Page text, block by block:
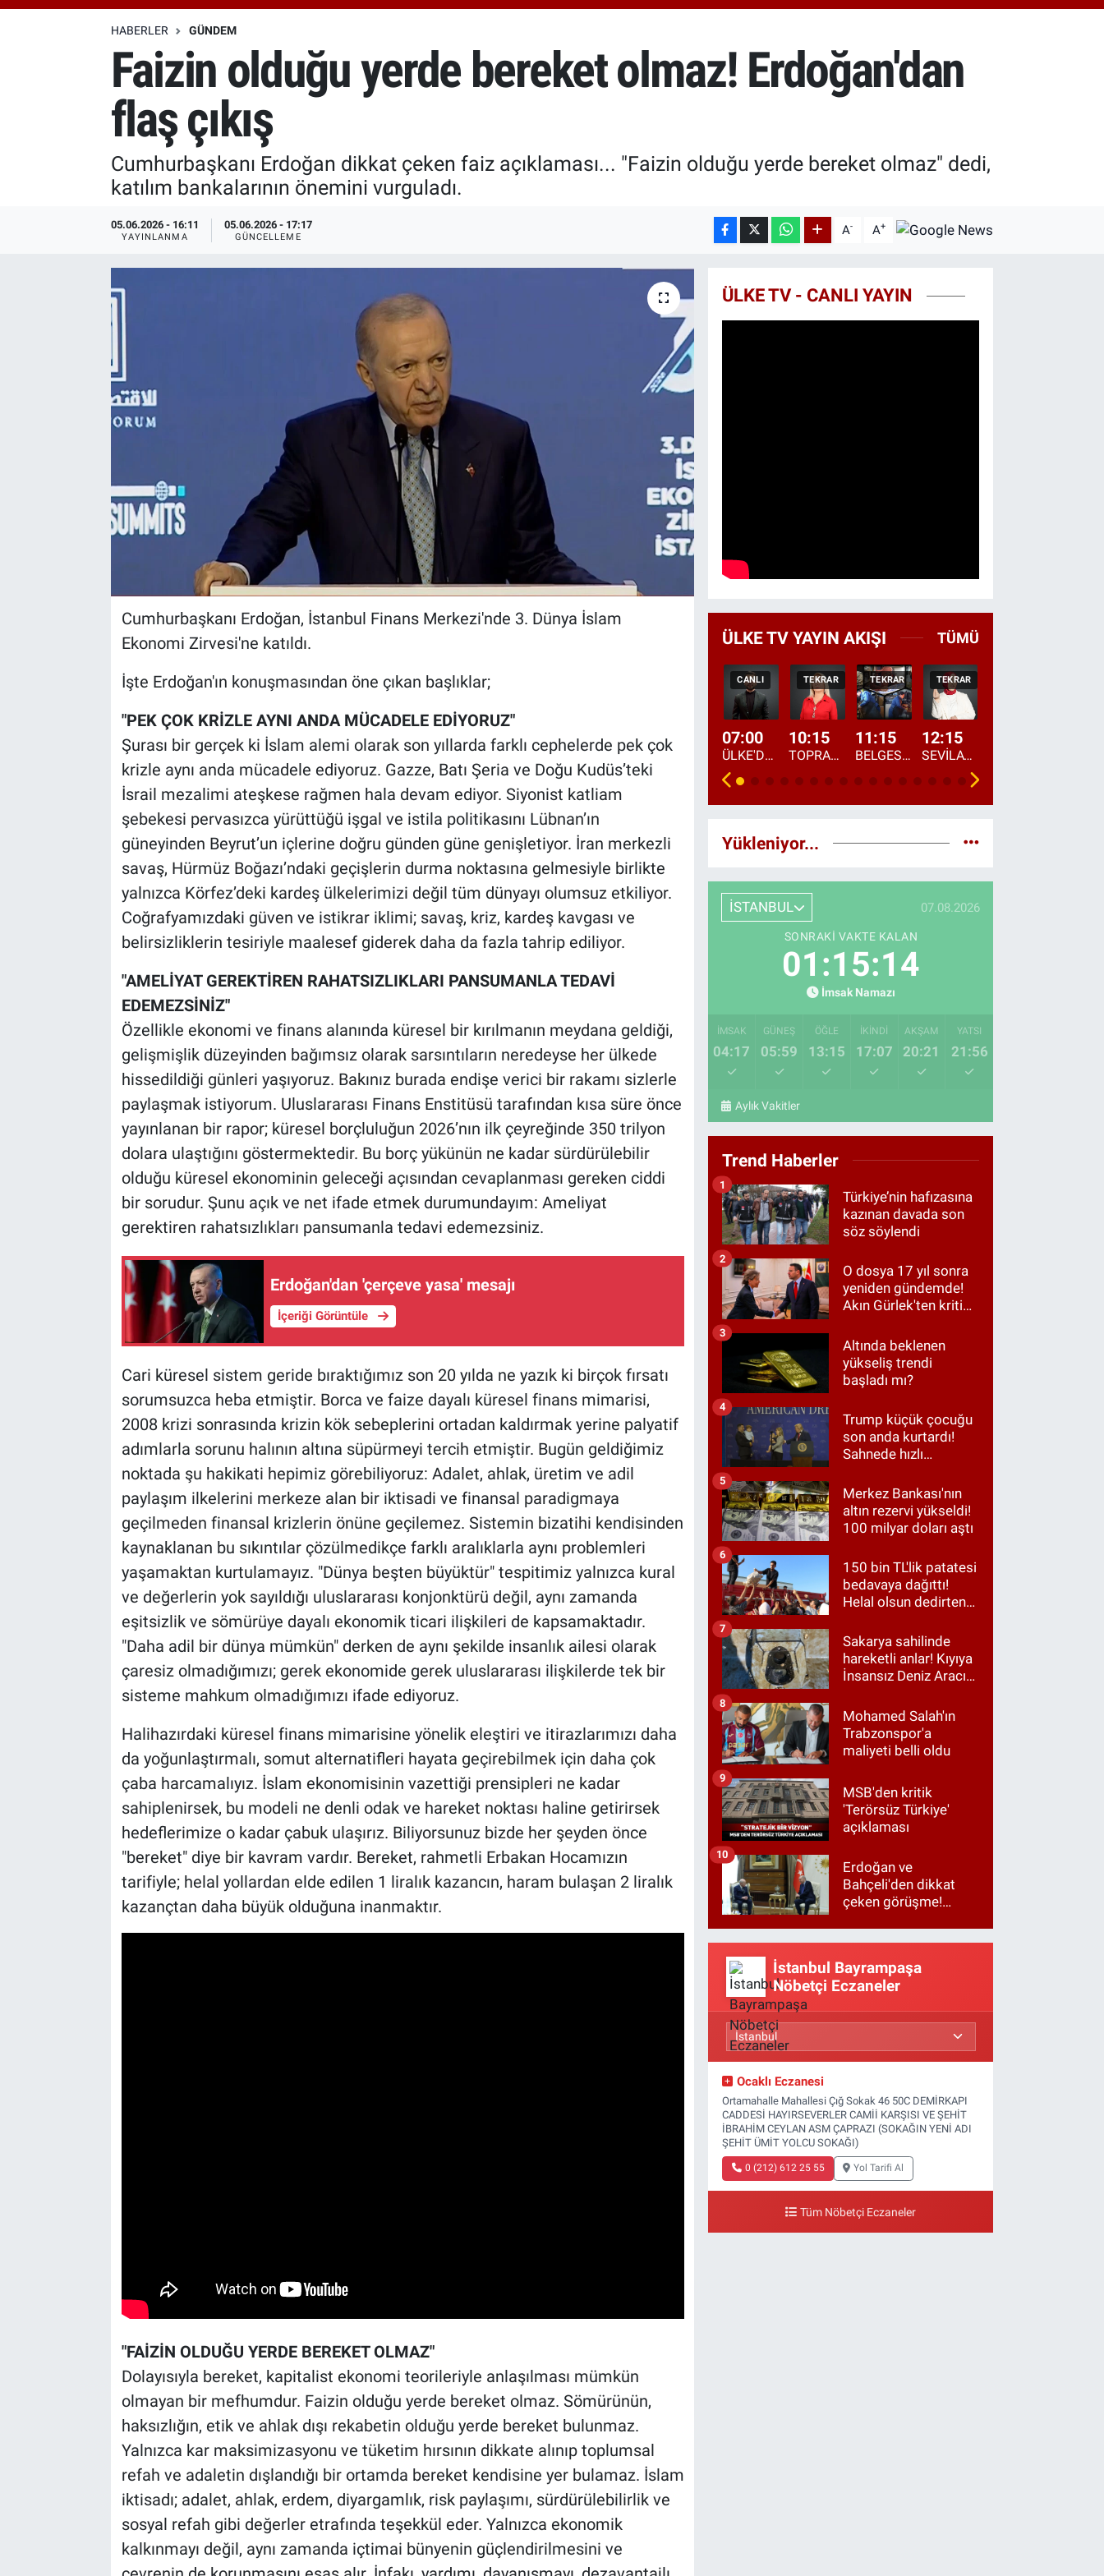
6510.40
%0.45
HABERLER GÜNDEM
Faizin olduğu yerde bereket olmaz! Erdoğan'dan
flaş çıkış
Cumhurbaşkanı Erdoğan dikkat çeken faiz açıklaması... "Faizin olduğu yerde bereket olmaz" dedi,
katılım bankalarının önemini vurguladı.
05.06.2026 - 16:11
YAYINLANMA
05.06.2026 - 17:17
GÜNCELLEME A- A+
Cumhurbaşkanı Erdoğan, İstanbul Finans Merkezi'nde 3. Dünya İslam
Ekonomi Zirvesi'ne katıldı.
İşte Erdoğan'ın konuşmasından öne çıkan başlıklar;
"PEK ÇOK KRİZLE AYNI ANDA MÜCADELE EDİYORUZ"
Şurası bir gerçek ki İslam alemi olarak son yıllarda farklı cephelerde pek çok
krizle aynı anda mücadele ediyoruz. Gazze, Batı Şeria ve Doğu Kudüs’teki
İsrail mezalimi ateşkese rağmen hala devam ediyor. Siyonist katliam
şebekesi pervasızca yürüttüğü işgal ve istila politikasını Lübnan’ın
güneyinden Beyrut’un içlerine doğru günden güne genişletiyor. İran merkezli
savaş, Hürmüz Boğazı’ndaki geçişlerin durma noktasına gelmesiyle birlikte
yalnızca Körfez’deki kardeş ülkelerimizi değil tüm dünyayı olumsuz etkiliyor.
Coğrafyamızdaki güven ve istikrar iklimi; savaş, kriz, kardeş kavgası ve
belirsizliklerin tesiriyle maalesef giderek daha da fazla tahrip ediliyor.
"AMELİYAT GEREKTİREN RAHATSIZLIKLARI PANSUMANLA TEDAVİ
EDEMEZSİNİZ"
Özellikle ekonomi ve finans alanında küresel bir kırılmanın meydana geldiği,
gelişmişlik düzeyinden bağımsız olarak sarsıntıların neredeyse her ülkede
hissedildiği günleri yaşıyoruz. Bakınız burada endişe verici bir rakamı sizlerle
paylaşmak istiyorum. Uluslararası Finans Enstitüsü tarafından kısa süre önce
yayınlanan bir rapor; küresel borçluluğun 2026’nın ilk çeyreğinde 350 trilyon
dolara ulaştığını göstermektedir. Bu borç yükünün ne kadar sürdürülebilir
olduğu küresel ekonominin geleceği açısından cevaplanması gereken ciddi
bir sorudur. Şunu açık ve net ifade etmek durumundayım: Ameliyat
gerektiren rahatsızlıkları pansumanla tedavi edemezsiniz.
Erdoğan'dan 'çerçeve yasa' mesajı
İçeriği Görüntüle
Cari küresel sistem geride bıraktığımız son 20 yılda ne yazık ki birçok fırsatı
sorumsuzca heba etmiştir. Borca ve faize dayalı küresel finans mimarisi,
2008 krizi sonrasında krizin kök sebeplerini ortadan kaldırmak yerine palyatif
adımlarla sorunu halının altına süpürmeyi tercih etmiştir. Bugün geldiğimiz
noktada şu hakikati hepimiz görebiliyoruz: Adalet, ahlak, üretim ve adil
paylaşım ilkelerini merkeze alan bir iktisadi ve finansal paradigmaya
geçilmeden finansal krizlerin önüne geçilemez. Sistemin bizatihi kendisinden
kaynaklanan bu sıkıntılar çözülmedikçe farklı aralıklarla aynı problemleri
yaşamaktan kurtulamayız. "Dünya beşten büyüktür" tespitimiz yalnızca kural
ve değerlerin yok sayıldığı uluslararası konjonktürü değil, aynı zamanda
eşitsizlik ve sömürüye dayalı ekonomik ticari ilişkileri de kapsamaktadır.
"Daha adil bir dünya mümkün" derken de aynı şekilde insanlık ailesi olarak
çaresiz olmadığımızı; gerek ekonomide gerek uluslararası ilişkilerde tek bir
sisteme mahkum olmadığımızı ifade ediyoruz.
Halihazırdaki küresel finans mimarisine yönelik eleştiri ve itirazlarımızı daha
da yoğunlaştırmalı, somut alternatifleri hayata geçirebilmek için daha çok
çaba harcamalıyız. İslam ekonomisinin vazettiği prensipleri ne kadar
sahiplenirsek, bu modeli ne denli odak ve hareket noktası haline getirirsek
hedeflerimize o kadar çabuk ulaşırız. Biliyorsunuz bizde her şeyden önce
"bereket" diye bir kavram vardır. Bereket, rahmetli Erbakan Hocamızın
tarifiyle; helal yollardan elde edilen 1 liralık kazancın, haram bulaşan 2 liralık
kazançtan daha büyük olduğuna inanmaktır.
"FAİZİN OLDUĞU YERDE BEREKET OLMAZ"
Dolayısıyla bereket, kapitalist ekonomi teorileriyle anlaşılması mümkün
olmayan bir mefhumdur. Faizin olduğu yerde bereket olmaz. Sömürünün,
haksızlığın, etik ve ahlak dışı rekabetin olduğu yerde bereket bulunmaz.
Yalnızca kar maksimizasyonu ve tüketim hırsının dikkate alınıp toplumsal
refah ve adaletin dışlandığı bir ortamda bereket kendisine yer bulamaz. İslam
iktisadı; adalet, ahlak, erdem, diyargamlık, risk paylaşımı, sürdürülebilirlik ve
sosyal refah gibi değerler etrafında teşekkül eder. Yalnızca ekonomik
kalkınmayı değil, aynı zamanda içtimai bünyenin güçlendirilmesini ve
ÜLKE TV - CANLI YAYIN
ÜLKE TV YAYIN AKIŞI TÜMÜ
CANLI
07:00
ÜLKE'DE BU SABAH
TEKRAR
10:15
TOPRAKTAN SOFRAYA
TEKRAR
11:15
BELGESEL: "ÜLKE'NİN ALIN TERİ"
TEKRAR
12:15
SEVİLAY SUNGUR İLE ELİMİN BEREKETİ
Yükleniyor...
İSTANBUL 07.08.2026
SONRAKI VAKTE KALAN
01:15:13
İmsak Namazı
İMSAK
04:17
GÜNEŞ
05:59
ÖĞLE
13:15
İKINDI
17:07
AKŞAM
20:21
YATSI
21:56
Aylık Vakitler
Trend Haberler
Türkiye’nin hafızasına
kazınan davada son
söz söylendi
1
O dosya 17 yıl sonra
yeniden gündemde!
Akın Gürlek'ten kritik
2
Altında beklenen
yükseliş trendi
başladı mı?
3
Trump küçük çocuğu
son anda kurtardı!
Sahnede hızlı
4
Merkez Bankası'nın
altın rezervi yükseldi!
100 milyar doları aştı
5
150 bin TL'lik patatesi
bedavaya dağıttı!
Helal olsun dedirten
6
Sakarya sahilinde
hareketli anlar! Kıyıya
İnsansız Deniz Aracı
7
Mohamed Salah'ın
Trabzonspor'a
maliyeti belli oldu
8
MSB'den kritik
'Terörsüz Türkiye'
açıklaması
9
Erdoğan ve
Bahçeli'den dikkat
çeken görüşme!
10
İstanbul Bayrampaşa
Nöbetçi Eczaneler
Ocaklı Eczanesi
Ortamahalle Mahallesi Çığ Sokak 46 50C DEMİRKAPI
CADDESİ HAYIRSEVERLER CAMİİ KARŞISI VE ŞEHİT
İBRAHİM CEYLAN ASM ÇAPRAZI (SOKAĞIN YENİ ADI
ŞEHİT ÜMİT YOLCU SOKAĞI)
0 (212) 612 25 55 Yol Tarifi Al
Tüm Nöbetçi Eczaneler
Özel Haberler
Özel Haberler
Erişim Bilgileri
Haber Arşivi